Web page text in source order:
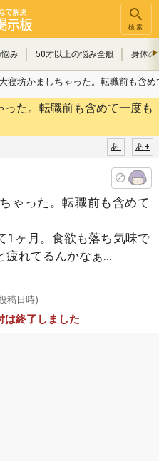
検索
み 50才以上の悩み全般 身体の
寝坊かましちゃった。転職前も含
た。転職前も含めて一度も
あ+
あ-
ゃった。転職前も含めて
1ヶ月。食欲も落ち気味で
疲れてるんかなぁ...
稿日時)
は終了しました